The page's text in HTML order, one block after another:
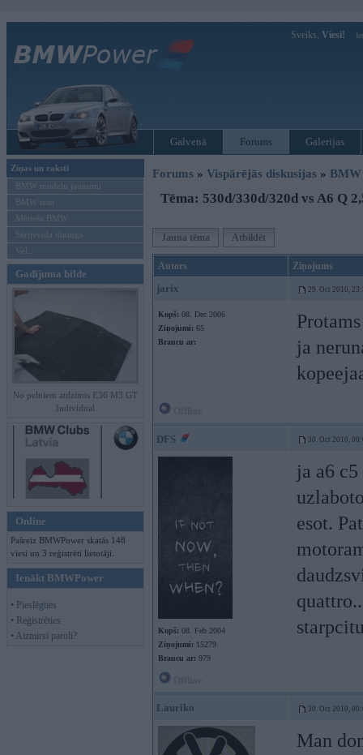
Sveiks, Viesi!
Galvenā Forums Galerijas
Ziņas un raksti
BMW modeļu jaunumi
BMW testi
Mēneša BMW
Sērijveida tūnings
Vel...
Gadījuma bilde
No pelniem atdzimis E36 M3 GT
Individual
Online
Pašreiz BMWPower skatās 148
viesi un 3 reģistrēti lietotāji.
Ienākt BMWPower
• Pieslēgties
• Reģistrēties
• Aizmirsi paroli?
Forums » Vispārējās diskusijas »
Tēma: 530d/330d/320d vs A6 Q
Jauna tēma Atbildēt
Autors Ziņojums
jarix 29. Oct 2010,
Kopš: 08. Dec 2006
Ziņojumi: 65
Braucu ar:
ja
DFS 30. Oct 2010,
Kopš: 08. Feb 2004
Ziņojumi: 15279
Braucu ar: 979
ja a6
esot.
Lauriko 30. Oct 2010,
Man